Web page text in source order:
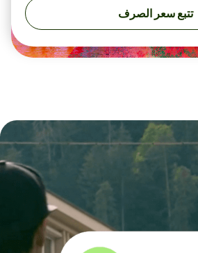
تتبع سعر الصرف